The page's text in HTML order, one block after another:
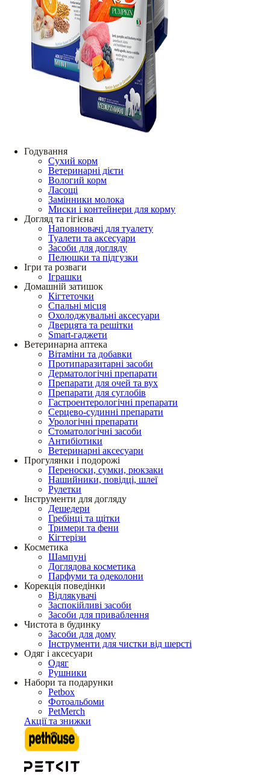
Годування
Сухий корм
Ветеринарні дієти
Вологий корм
Ласощі
Замінники молока
Миски і контейнери для корму
Догляд та гігієна
Наповнювачі для туалету
Туалети та аксесуари
Засоби для догляду
Пелюшки та підгузки
Ігри та розваги
Іграшки
Домашній затишок
Кігтеточки
Спальні місця
Охолоджувальні аксесуари
Дверцята та решітки
Smart-гаджети
Ветеринарна аптека
Вітаміни та добавки
Протипаразитарні засоби
Дерматологічні препарати
Препарати для очей та вух
Препарати для суглобів
Гастроентерологічні препарати
Серцево-судинні препарати
Урологічні препарати
Стоматологічні засоби
Антибіотики
Ветеринарні аксесуари
Прогулянки і подорожі
Переноски, сумки, рюкзаки
Нашийники, повідці, шлеї
Рулетки
Інструменти для догляду
Дешедери
Гребінці та щітки
Тримери та фени
Кігтерізи
Косметика
Шампуні
Доглядова косметика
Парфуми та одеколони
Корекція поведінки
Відлякувачі
Заспокійливі засоби
Засоби для приваблення
Чистота в будинку
Засоби для дому
Інструменти для чистки від шерсті
Одяг і аксесуари
Одяг
Рушники
Набори та подарунки
Petbox
Фотоальбоми
PetMerch
Акції та знижки